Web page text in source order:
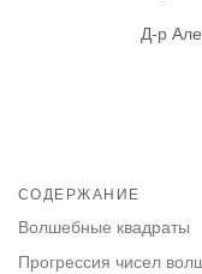
Д-р
СОДЕРЖАНИЕ
Волшебные квадраты
Прогрессия чисел